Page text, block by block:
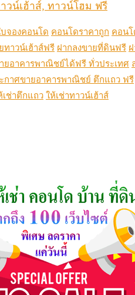
น์เฮ้าส์, ทาวน์โฮม ฟรี
จองคอนโด คอนโดราคาถูก คอนโ
ทาวน์เฮ้าส์ฟรี ฝากลงขายที่ดินฟรี
ยอาคารพาณิชย์ได้ฟรี ทั่วประเทศ
กาศขายอาคารพาณิชย์ ตึกแถว ฟรี
เช่าตึกแถว ให้เช่าทาวน์เฮ้าส์